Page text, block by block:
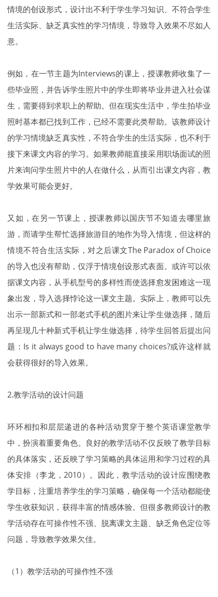
情境的创设形式，设计出不利于学生学习知识、不符合学生
生活实际、缺乏真实性的学习情境，导致导入效果不尽如人
意。
例如，在一节主题为Interviews的课上，授课教师收集了一
些毕业照，并告诉学生照片中的学生即将毕业并进入社会谋
生，需要得到求职上的帮助。但在现实生活中，学生拍毕业
照时基本都已找到工作，已经不需要此类帮助。该教师设计
的学习情境缺乏真实性，不符合学生的生活实际，也不利于
接下来课文内容的学习。如果教师能直接采用职场面试的照
片来询问学生照片中的人在做什么，从而引出课文内容，教
学效果可能会更好。
又如，在另一节课上，授课教师以国庆节不知道去哪里旅
游，而请学生帮忙选择旅游目的地作为导入情境，但这样的
情境不符合生活实际，对之后课文The Paradox of Choice
的导入也没有帮助，仅浮于情境创设形式表面。或许可以依
据课文内容，从手机型号的多样性而使选择愈发困难这一现
象出发，导入选择悖论这一课文主题。实际上，教师可以先
出示一部新式和一部老式手机的图片来让学生做选择，随后
再呈现几十种新式手机让学生做选择，待学生回答后提出问
题：Is it always good to have many choices?或许这样就
会获得很好的导入效果。
2.教学活动的设计问题
环环相扣和层层递进的各种活动贯穿于整个英语课堂教学
中，扮演着重要角色。良好的教学活动不仅反映了教学目标
的具体落实，还反映了学习策略的具体运用和学习过程的具
体安排（李龙，2010）。因此，教学活动的设计应围绕教
学目标，注重培养学生的学习策略，确保每一个活动都能使
学生收获知识，获得丰富的情感体验。但很多教师设计的教
学活动存在可操作性不强、脱离课文主题、缺乏角色定位等
问题，导致教学效果欠佳。
（1）教学活动的可操作性不强